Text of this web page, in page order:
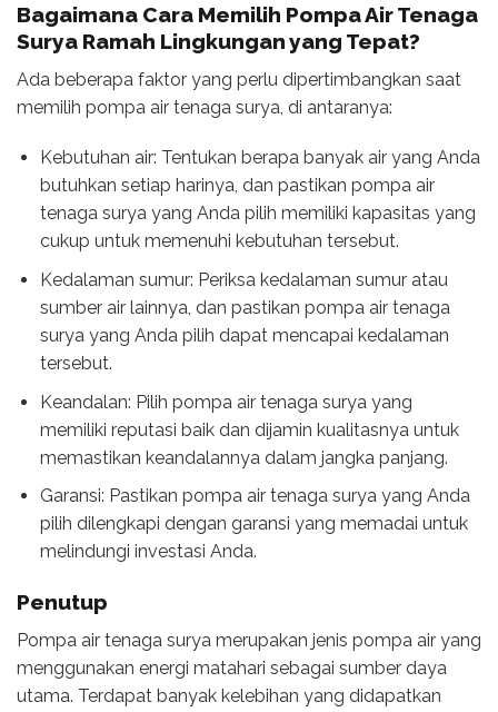
Bagaimana Cara Memilih Pompa Air Tenaga
Surya Ramah Lingkunganyang Tepat?
Ada beberapa faktor yang perlu dipertimbangkan saat
memilih pompa air tenaga surya, di antaranya:
Kebutuhan air: Tentukan berapa banyak air yang Anda
butuhkan setiap harinya, dan pastikan pompa air
tenaga surya yang Anda pilih memiliki kapasitas yang
cukup untuk memenuhi kebutuhan tersebut.
Kedalaman sumur: Periksa kedalaman sumur atau
sumber air lainnya, dan pastikan pompa air tenaga
surya yang Anda pilih dapat mencapai kedalaman
tersebut.
Keandalan: Pilih pompa air tenaga surya yang
memiliki reputasi baik dan dijamin kualitasnya untuk
memastikan keandalannya dalam jangka panjang.
Garansi: Pastikan pompa air tenaga surya yang Anda
pilih dilengkapi dengan garansi yang memadai untuk
melindungi investasi Anda.
Penutup
Pompa air tenaga surya merupakan jenis pompa air yang
menggunakan energi matahari sebagai sumber daya
utama. Terdapat banyak kelebihan yang didapatkan